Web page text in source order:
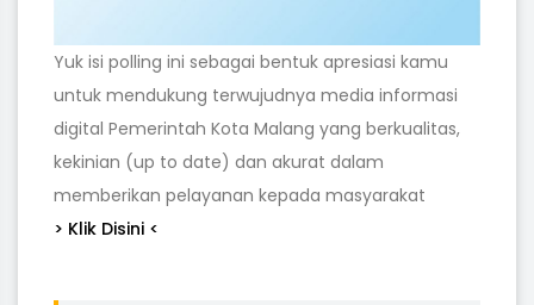
Yuk isi polling ini sebagai bentuk apresiasi kamu
untuk mendukung terwujudnya media informasi
digital Pemerintah Kota Malang yang berkualitas,
kekinian (up to date) dan akurat dalam
memberikan pelayanan kepada masyarakat
> Klik Disini <